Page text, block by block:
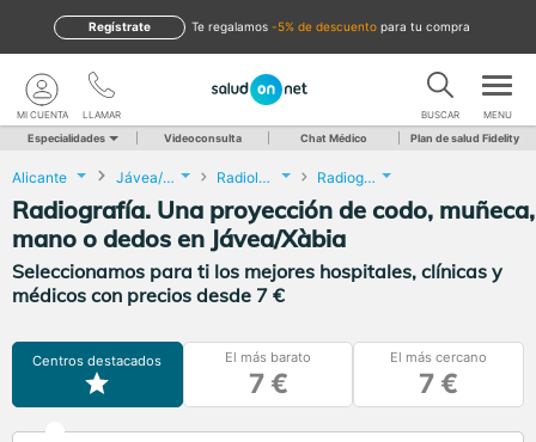
te regalamos -5% de descuento para tu compra
Regístrate
LLAMAR
MI CUENTA BUSCAR MENU
Especialidades Videoconsulta Chat Médico Plan de salud Fidelity
Alicante Jávea/Xàbia Radiología Radiografía. Una proyección de codo, muñeca, mano o dedos
Radiografía. Una proyección de codo, muñeca,
mano o dedos en Jávea/Xàbia
Seleccionamos para ti los mejores hospitales, clínicas y
médicos con precios desde 7 €
Centros destacados El más barato
7 €
El más cercano
7 €